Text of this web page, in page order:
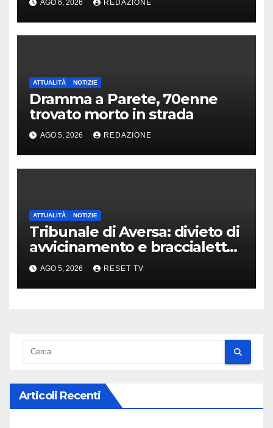
AGO 6, 2026 REDAZIONE
ATTUALITÀ NOTIZIE
Dramma a Parete, 70enne
trovato morto in strada
AGO 5, 2026 REDAZIONE
ATTUALITÀ NOTIZIE
Tribunale di Aversa: divieto di
avvicinamento e braccialetto
per i genitori di Martina
Carbonaro
AGO 5, 2026 RESET TV
Articoli Recenti